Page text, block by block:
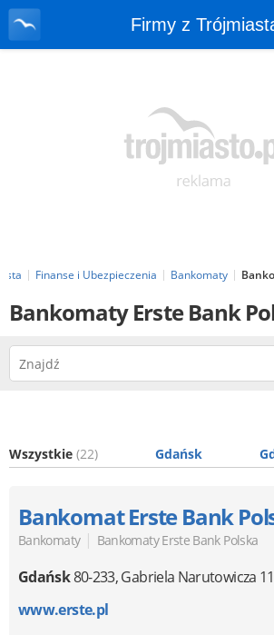
Firmy z
Finanse i Ubezpieczenia Bankomaty
Bankomaty Erste Bank
Wszystkie (22) Gdańsk
Bankomat Erste Bank
Bankomaty | Bankomaty Erste Bank Polska
Gdańsk80-233,Gabriela Narutowicza
www.erste.pl